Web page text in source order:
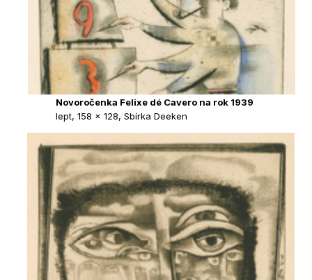
Novoročenka Felixe dé Cavero na rok 1939
lept, 158 × 128, Sbírka Deeken